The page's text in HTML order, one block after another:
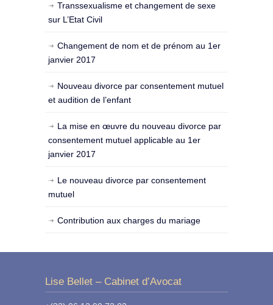
Transsexualisme et changement de sexe
sur L’Etat Civil
Changement de nom et de prénom au 1er
janvier 2017
Nouveau divorce par consentement mutuel
et audition de l’enfant
La mise en œuvre du nouveau divorce par
consentement mutuel applicable au 1er
janvier 2017
Le nouveau divorce par consentement
mutuel
Contribution aux charges du mariage
Lise Bellet – Cabinet d’Avocat